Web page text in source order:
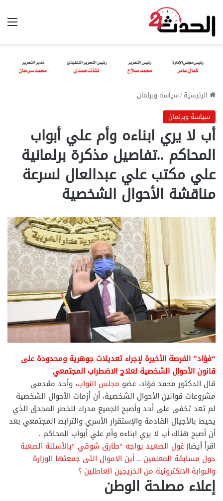
الرئيسية/سياسة وبرلمان
سياسة وبرلمان
أب لا يري ابناءه وأم علي أبواب
المحاكم ..تفاصيل مذكرة برلمانية
علي مكتب علي عبدالعال لسرعة
مناقشة الأحوال الشخصية
“فؤاد” الفرصة الأخيرة لإجراء تعديلات جوهرية ومحدودة على
قانون الأحوال الشخصية لعلاج الاضطراب المجتمعي
قال الدكتور محمد فؤاد، عضو مجلس النواب، وأحد مقدمى
مشروعات قوانين الأحوال الشخصية، أن أزمات الأحوال الشخصية
لم تعد تخفى على أحد وأصبح الجميع مدرك للخطر المحدق الذي
يحيط بالأجيال القادمة والإستقرار الأسري والترابط المجتمعي بعد
أن أصبح هناك أب لا يري ابناءه وأم علي أبواب المحاكم .
اقرأ أيضا| غول الصعيد يواجه “طارق شوقي “بالأسئلة الصعبة
حول مسابقة المعلمين .. أين الاموال التى جمعتها الوزارة
والبوابة الالكترونية من الخريجين العاطلين ؟
إعلاء مصلحة الوطن